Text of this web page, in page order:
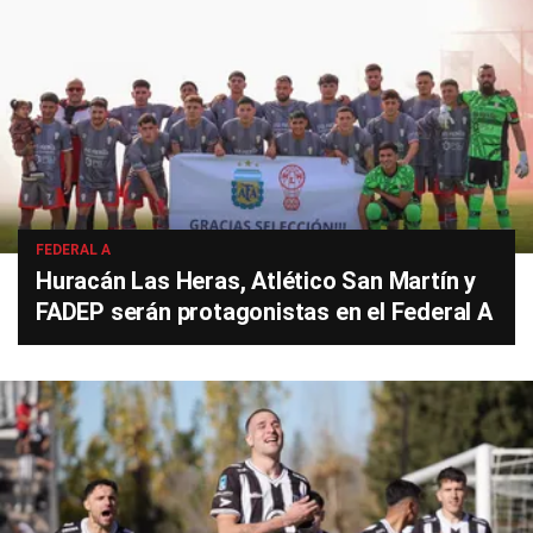
FEDERAL A
Huracán Las Heras, Atlético San Martín y
FADEP serán protagonistas en el Federal A